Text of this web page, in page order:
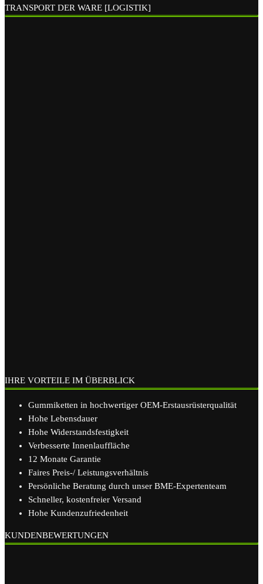
TRANSPORT DER WARE [LOGISTIK]
IHRE VORTEILE IM ÜBERBLICK
Gummiketten in hochwertiger OEM-Erstausrüsterqualität
Hohe Lebensdauer
Hohe Widerstandsfestigkeit
Verbesserte Innenlauffläche
12 Monate Garantie
Faires Preis-/ Leistungsverhältnis
Persönliche Beratung durch unser BME-Expertenteam
Schneller, kostenfreier Versand
Hohe Kundenzufriedenheit
KUNDENBEWERTUNGEN